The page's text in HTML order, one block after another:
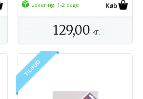
Levering: 1-2 dage
129,00 kr.